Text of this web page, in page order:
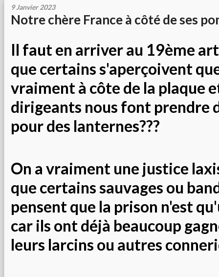
9 Janvier 2023
Notre chère France à côté de ses
Il faut en arriver au 19ème
que certains s'aperçoivent
vraiment à côte de la plaque
dirigeants nous font prendre
pour des lanternes???
On a vraiment une justice
que certains sauvages ou
pensent que la prison n'est
car ils ont déjà beaucoup
leurs larcins ou autres